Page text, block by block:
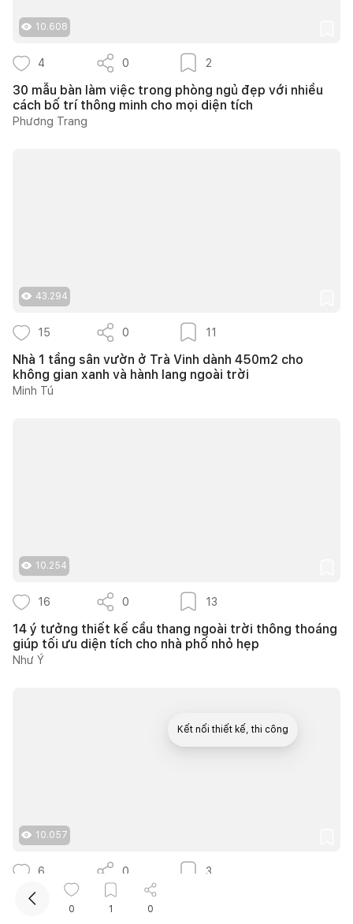
10.608
4 0 2
30 mẫu bàn làm việc trong phòng ngủ đẹp với nhiều
cách bố trí thông minh cho mọi diện tích
Phương Trang
43.294
15 0 11
Nhà 1 tầng sân vườn ở Trà Vinh dành 450m2 cho
không gian xanh và hành lang ngoài trời
Minh Tú
10.254
16 0 13
14 ý tưởng thiết kế cầu thang ngoài trời thông thoáng
giúp tối ưu diện tích cho nhà phố nhỏ hẹp
Như Ý
10.057
6 0 3
Căn hộ The Infiniti 175m2 thiết kế hiện đại kết hợp
nghệ thuật Modern Art đầy cảm xúc
0 1 0
Kết nối thiết kế, thi công